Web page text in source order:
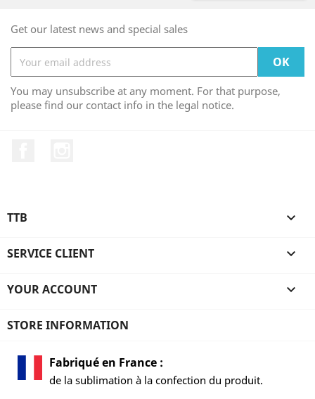
Get our latest news and special sales
You may unsubscribe at any moment. For that purpose,
please find our contact info in the legal notice.
TTB 
SERVICE CLIENT 
YOUR ACCOUNT 
STORE INFORMATION
Fabriqué en France :
de la sublimation à la confection du produit.